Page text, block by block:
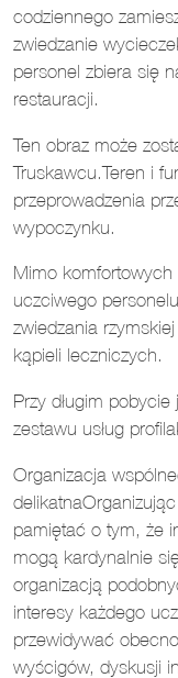
codziennego
zwiedzanie
personel zbiera się
restauracji.
Ten obraz może
Truskawcu.Teren i
przeprowadzenia
wypoczynku.
Mimo
uczciwego
zwiedzania
kąpieli leczniczych.
Przy długim
zestawu usług
Organizacja
pamiętać o tym, że
mogą kardynalnie
organizacją
interesy każdego
przewidywać
wyścigów, dyskusji